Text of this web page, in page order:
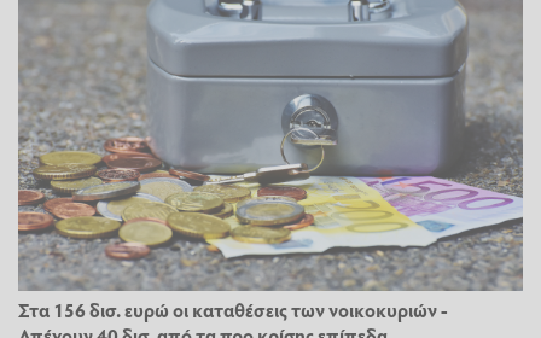
Στα 156 δισ. ευρώ οι καταθέσεις των νοικοκυριών -